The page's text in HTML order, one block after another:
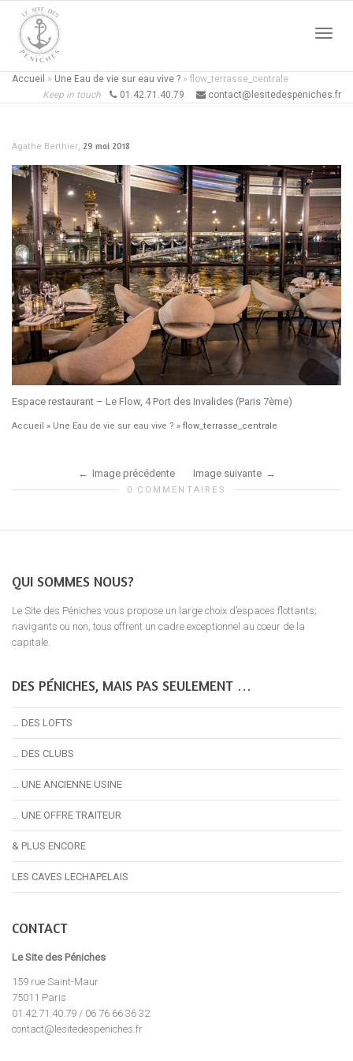
Accueil » Une Eau de vie sur eau vive ? » flow_terrasse_centrale
Keep in touch
01.42.71.40.79 contact@lesitedespeniches.fr
Agathe Berthier, 29 mai 2018
Espace restaurant – Le Flow, 4 Port des Invalides (Paris 7ème)
Accueil » Une Eau de vie sur eau vive ? » flow_terrasse_centrale
Image précédente Image suivante
0 COMMENTAIRES
QUI SOMMES NOUS?
Le Site des Péniches vous propose un large choix d’espaces flottants;
navigants ou non, tous offrent un cadre exceptionnel au coeur de la
capitale.
DES PÉNICHES, MAIS PAS SEULEMENT …
… DES LOFTS
… DES CLUBS
… UNE ANCIENNE USINE
… UNE OFFRE TRAITEUR
& PLUS ENCORE
LES CAVES LECHAPELAIS
CONTACT
Le Site des Péniches
159 rue Saint-Maur
75011 Paris
01.42.71.40.79 / 06 76 66 36 32
contact@lesitedespeniches.fr